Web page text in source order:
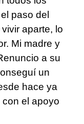
paso del
aparte, lo
Mi madre y
a su
un
hace ya
el apoyo